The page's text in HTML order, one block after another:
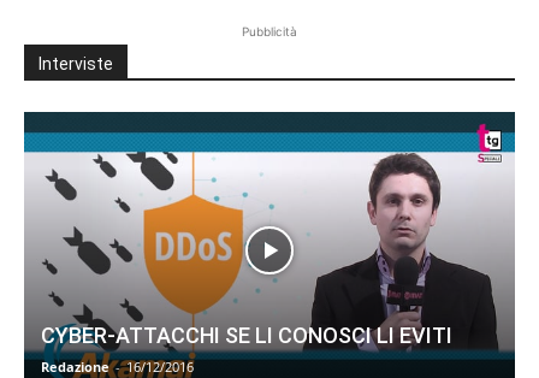
Pubblicità
Interviste
CYBER-ATTACCHI SE LI CONOSCI LI EVITI
Redazione - 16/12/2016